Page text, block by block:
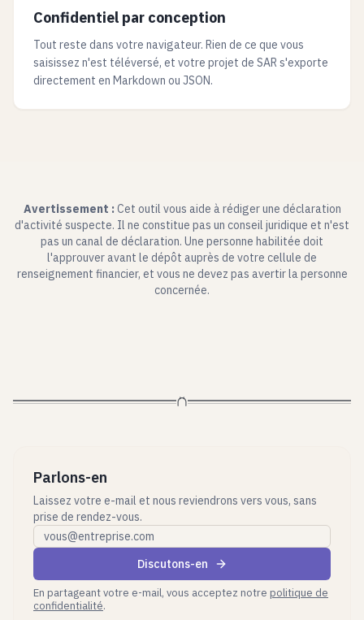
Confidentiel par conception
Tout reste dans votre navigateur. Rien de ce que vous
saisissez n'est téléversé, et votre projet de SAR s'exporte
directement en Markdown ou JSON.
Avertissement : Cet outil vous aide à rédiger une déclaration
d'activité suspecte. Il ne constitue pas un conseil juridique et n'est
pas un canal de déclaration. Une personne habilitée doit
l'approuver avant le dépôt auprès de votre cellule de
renseignement financier, et vous ne devez pas avertir la personne
concernée.
Parlons-en
Laissez votre e-mail et nous reviendrons vers vous, sans
prise de rendez-vous.
E-mail professionnel
Discutons-en
En partageant votre e-mail, vous acceptez notre politique de
confidentialité.